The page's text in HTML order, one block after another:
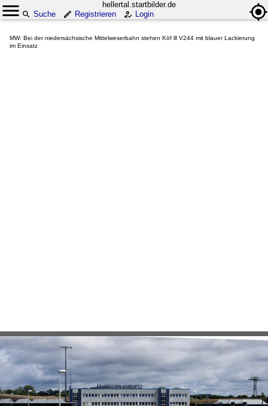
hellertal.startbilder.de
Suche
Registrieren Login
MW: Bei der niedersächsische Mittelweserbahn stehen Köf lll V244 mit blauer Lackierung
im Einsatz